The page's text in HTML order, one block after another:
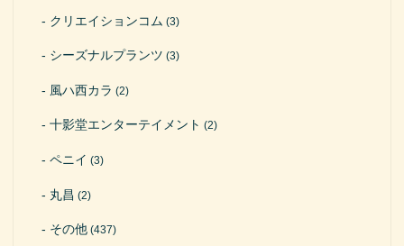
クリエイションコム (3)
シーズナルプランツ (3)
風ハ西カラ (2)
十影堂エンターテイメント (2)
ペニイ (3)
丸昌 (2)
その他(437)